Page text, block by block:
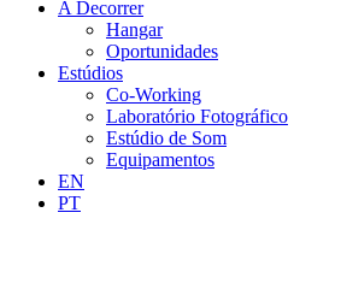
A Decorrer
Hangar
Oportunidades
Estúdios
Co-Working
Laboratório Fotográfico
Estúdio de Som
Equipamentos
EN
PT